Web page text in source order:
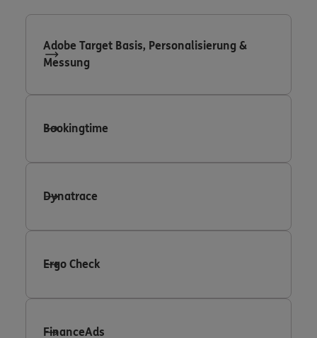
Adobe Target Basis, Personalisierung &
Messung
Bookingtime
Dynatrace
Ergo Check
FinanceAds